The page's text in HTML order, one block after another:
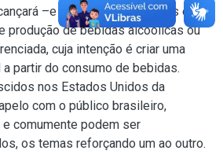
–e bares especializados em
produção de bebidas alcoólicas ou
cuja intenção é criar uma
partir do consumo de bebidas.
nos Estados Unidos da
com o público brasileiro,
comumente podem ser
os temas reforçando um ao outro.